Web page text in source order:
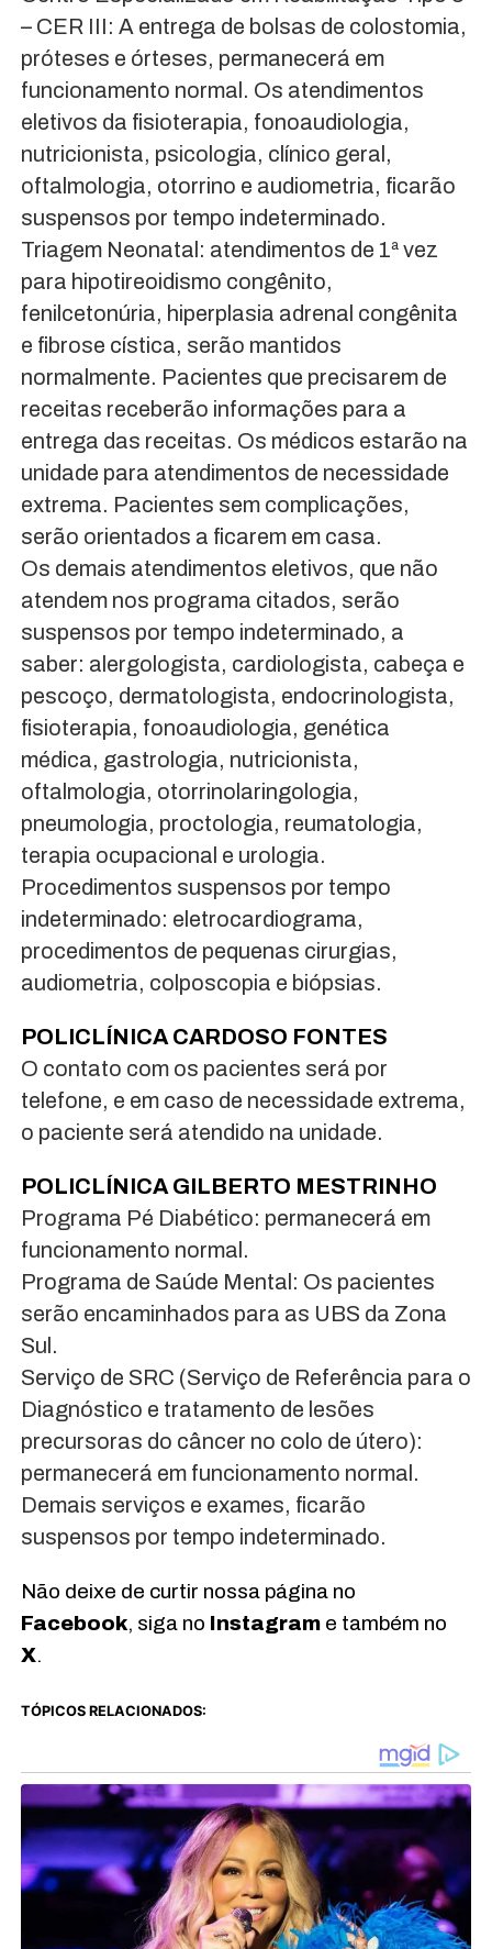
– CER III: A entrega de bolsas de colostomia,
próteses e órteses, permanecerá em
funcionamento normal. Os atendimentos
eletivos da fisioterapia, fonoaudiologia,
nutricionista, psicologia, clínico geral,
oftalmologia, otorrino e audiometria, ficarão
suspensos por tempo indeterminado.
Triagem Neonatal: atendimentos de 1ª vez
para hipotireoidismo congênito,
fenilcetonúria, hiperplasia adrenal congênita
e fibrose cística, serão mantidos
normalmente. Pacientes que precisarem de
receitas receberão informações para a
entrega das receitas. Os médicos estarão na
unidade para atendimentos de necessidade
extrema. Pacientes sem complicações,
serão orientados a ficarem em casa.
Os demais atendimentos eletivos, que não
atendem nos programa citados, serão
suspensos por tempo indeterminado, a
saber: alergologista, cardiologista, cabeça e
pescoço, dermatologista, endocrinologista,
fisioterapia, fonoaudiologia, genética
médica, gastrologia, nutricionista,
oftalmologia, otorrinolaringologia,
pneumologia, proctologia, reumatologia,
terapia ocupacional e urologia.
Procedimentos suspensos por tempo
indeterminado: eletrocardiograma,
procedimentos de pequenas cirurgias,
audiometria, colposcopia e biópsias.
POLICLÍNICA CARDOSO FONTES
O contato com os pacientes será por
telefone, e em caso de necessidade extrema,
o paciente será atendido na unidade.
POLICLÍNICA GILBERTO MESTRINHO
Programa Pé Diabético: permanecerá em
funcionamento normal.
Programa de Saúde Mental: Os pacientes
serão encaminhados para as UBS da Zona
Sul.
Serviço de SRC (Serviço de Referência para o
Diagnóstico e tratamento de lesões
precursoras do câncer no colo de útero):
permanecerá em funcionamento normal.
Demais serviços e exames, ficarão
suspensos por tempo indeterminado.
Não deixe de curtir nossa página no
Facebook, siga no Instagrame também no
X.
TÓPICOS RELACIONADOS: